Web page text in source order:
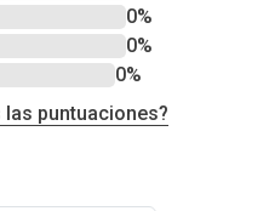
0%
0%
0%
puntuaciones?